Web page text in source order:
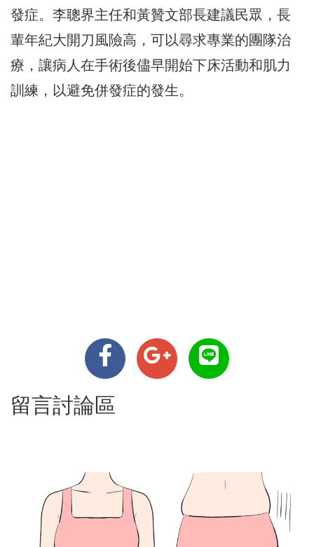
發症。 李聰界主任和黃贊文部長建議民眾，長
輩年紀大開刀風險高， 可以尋求專業的團隊治
療， 讓病人在手術後儘早開始下床活動和肌力
訓練， 以避免併發症的發生。
留言討論區